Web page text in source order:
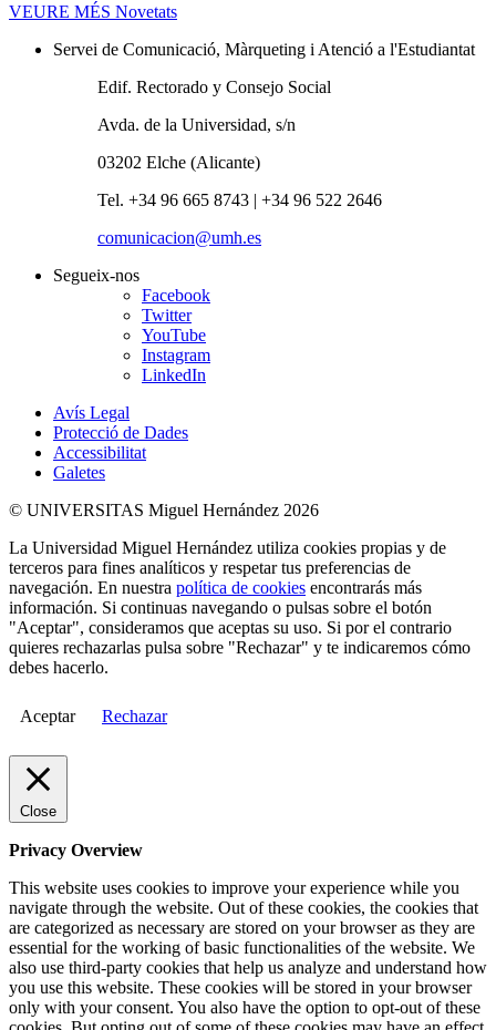
VEURE MÉS Novetats
Servei de Comunicació, Màrqueting i Atenció a l'Estudiantat
Edif. Rectorado y Consejo Social
Avda. de la Universidad, s/n
03202 Elche (Alicante)
Tel. +34 96 665 8743 | +34 96 522 2646
comunicacion@umh.es
Segueix-nos
Facebook
Twitter
YouTube
Instagram
LinkedIn
Avís Legal
Protecció de Dades
Accessibilitat
Galetes
© UNIVERSITAS Miguel Hernández 2026
La Universidad Miguel Hernández utiliza cookies propias y de
terceros para fines analíticos y respetar tus preferencias de
navegación. En nuestra política de cookies encontrarás más
información. Si continuas navegando o pulsas sobre el botón
"Aceptar", consideramos que aceptas su uso. Si por el contrario
quieres rechazarlas pulsa sobre "Rechazar" y te indicaremos cómo
debes hacerlo.
Aceptar Rechazar
Close
Privacy Overview
This website uses cookies to improve your experience while you
navigate through the website. Out of these cookies, the cookies that
are categorized as necessary are stored on your browser as they are
essential for the working of basic functionalities of the website. We
also use third-party cookies that help us analyze and understand how
you use this website. These cookies will be stored in your browser
only with your consent. You also have the option to opt-out of these